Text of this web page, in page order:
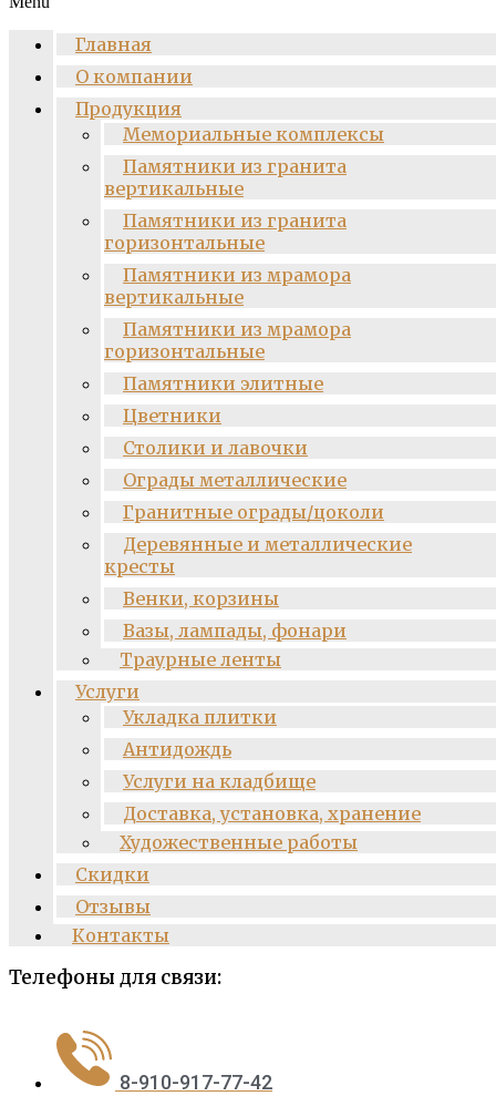
Главная
О компании
Продукция
Мемориальные комплексы
Памятники из гранита
вертикальные
Памятники из гранита
горизонтальные
Памятники из мрамора
вертикальные
Памятники из мрамора
горизонтальные
Памятники элитные
Цветники
Столики и лавочки
Ограды металлические
Гранитные ограды/цоколи
Деревянные и металлические
кресты
Венки, корзины
Вазы, лампады, фонари
Траурные ленты
Услуги
Укладка плитки
Антидождь
Услуги на кладбище
Доставка, установка, хранение
Художественные работы
Скидки
Отзывы
Контакты
Телефоны для связи:
8-910-917-77-42